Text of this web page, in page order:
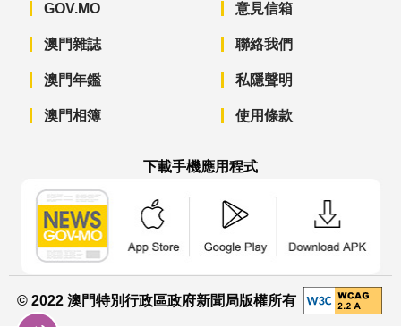
GOV.MO
澳門雜誌
澳門年鑑
澳門相簿
意見信箱
聯絡我們
私隱聲明
使用條款
下載手機應用程式
© 2022 澳門特別行政區政府新聞局版權所有